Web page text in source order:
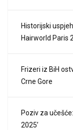
Historijski
Hairworld Paris
Frizeri iz BiH
Crne Gore
Poziv za
2025’